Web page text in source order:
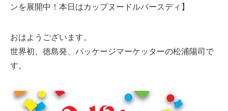
ンを展開中！本日はカップヌードルバースディ】
おはようございます。
世界初、徳島発、パッケージマーケッターの松浦陽司で
す。